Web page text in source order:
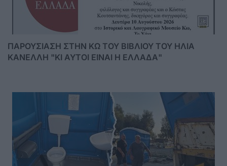
ΠΑΡΟΥΣΙΑΣΗ ΣΤΗΝ ΚΩ ΤΟΥ ΒΙΒΛΙΟΥ ΤΟΥ ΗΛΙΑ
ΚΑΝΕΛΛΗ "ΚΙ ΑΥΤΟΙ ΕΙΝΑΙ Η ΕΛΛΑΔΑ"